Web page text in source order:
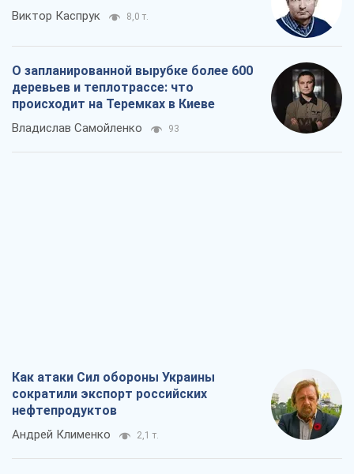
Виктор Каспрук 8,0 т.
О запланированной вырубке более 600
деревьев и теплотрассе: что
происходит на Теремках в Киеве
Владислав Самойленко 93
Как атаки Сил обороны Украины
сократили экспорт российских
нефтепродуктов
Андрей Клименко 2,1 т.